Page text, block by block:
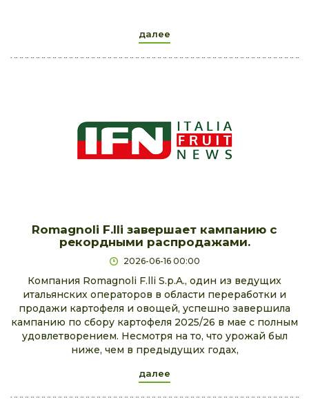
далее
Romagnoli F.lli завершает кампанию с
рекордными распродажами.
2026-06-16 00:00
Компания Romagnoli F.lli S.p.A., один из ведущих
итальянских операторов в области переработки и
продажи картофеля и овощей, успешно завершила
кампанию по сбору картофеля 2025/26 в мае с полным
удовлетворением. Несмотря на то, что урожай был
ниже, чем в предыдущих годах,
далее